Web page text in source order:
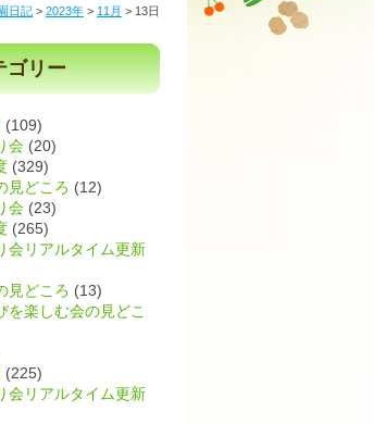
日記 > 2023年 > 11月 > 13日
ゴリー
(109)
会 (20)
(329)
見どころ (12)
会 (23)
(265)
会リアルタイム更新
見どころ (13)
を楽しむ会の見どこ
(225)
会リアルタイム更新